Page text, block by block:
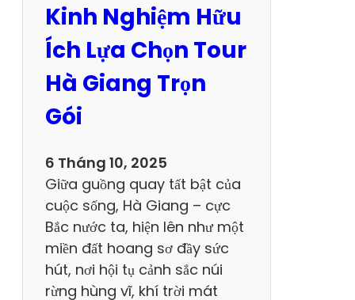
“
T
e
r
C
ũ
”
U
y
T
Kinh Nghiệm Hữu
Ích Lựa Chọn Tour
Hà Giang Trọn
Gói
6 Tháng 10, 2025
Giữa guồng quay tất bật của
cuộc sống, Hà Giang – cực
Bắc nước ta, hiện lên như một
miền đất hoang sơ đầy sức
hút, nơi hội tụ cảnh sắc núi
rừng hùng vĩ, khí trời mát